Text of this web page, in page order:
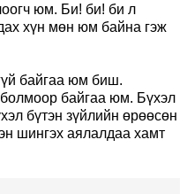
юм. Би! би! би л
хүн мөн юм байна гэж
байгаа юм биш.
байгаа юм. Бүхэл
бүтэн зүйлийн өрөөсөн
шингэх аялалдаа хамт